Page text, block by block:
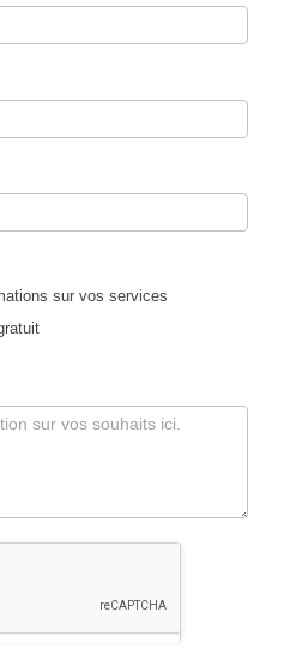
sur vos services